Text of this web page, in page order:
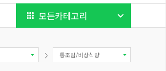
모든카테고리
통조림/비상식량